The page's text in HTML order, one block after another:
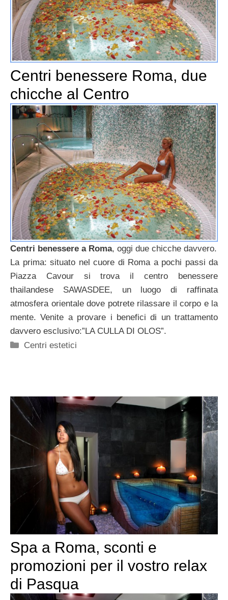
Centri benessere Roma, due
chicche al Centro
Centri benessere a Roma, oggi due chicche davvero.
La prima: situato nel cuore di Roma a pochi passi da
Piazza Cavour si trova il centro benessere
thailandese SAWASDEE, un luogo di raffinata
atmosfera orientale dove potrete rilassare il corpo e la
mente. Venite a provare i benefici di un trattamento
davvero esclusivo:”LA CULLA DI OLOS”.
Categorie
Centri estetici
Spa a Roma, sconti e
promozioni per il vostro relax
di Pasqua